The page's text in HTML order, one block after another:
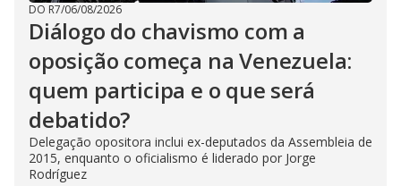
DO R7/06/08/2026
Diálogo do chavismo com a
oposição começa na Venezuela:
quem participa e o que será
debatido?
Delegação opositora inclui ex-deputados da Assembleia de
2015, enquanto o oficialismo é liderado por Jorge
Rodríguez